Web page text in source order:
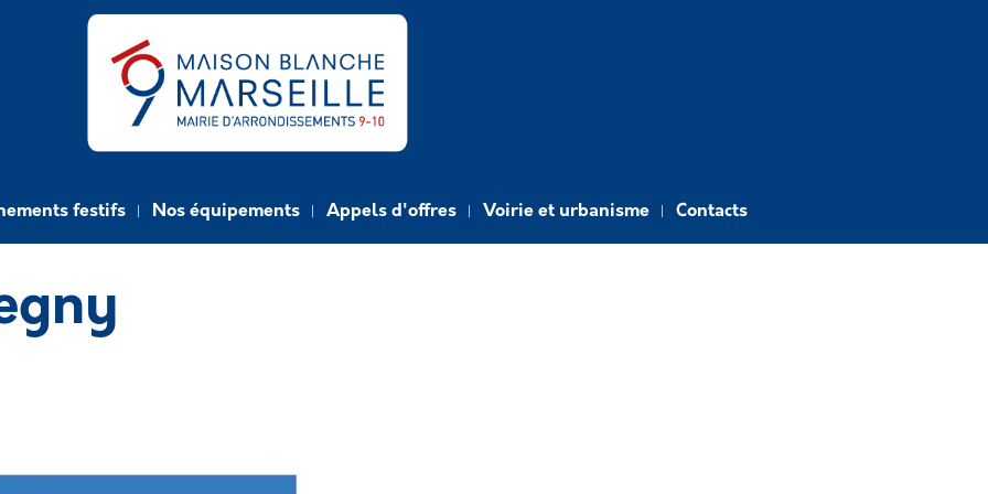
festifs Nos équipements Appels d'offres Voirie et urbanisme Contacts